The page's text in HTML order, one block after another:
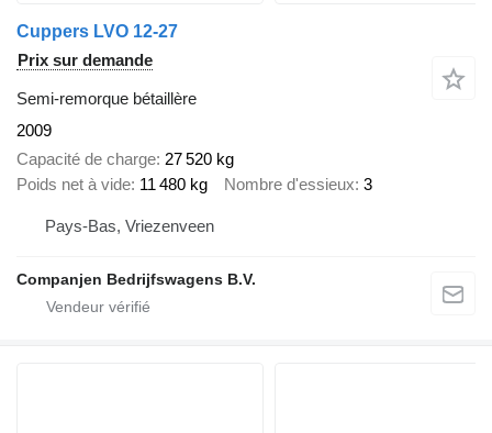
Cuppers LVO 12-27
Prix sur demande
Semi-remorque bétaillère
2009
Capacité de charge 27 520 kg
Poids net à vide 11 480 kg Nombre d'essieux 3
Pays-Bas, Vriezenveen
Companjen Bedrijfswagens B.V.